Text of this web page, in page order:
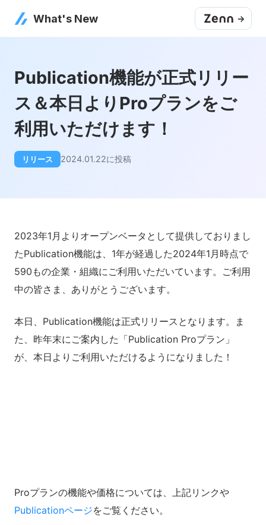
What's New ->
Publication機能が正式リリー
ス＆本日よりProプランをご
利用いただけます！
リリース 2024.01.22に投稿
2023年1月よりオープンベータとして提供しておりまし
たPublication機能は、1年が経過した2024年1月時点で
590もの企業・組織にご利用いただいています。ご利用
中の皆さま、ありがとうございます。
本日、Publication機能は正式リリースとなります。ま
た、昨年末にご案内した「Publication Proプラン」
が、本日よりご利用いただけるようになりました！
Proプランの機能や価格については、上記リンクや
Publicationページをご覧ください。